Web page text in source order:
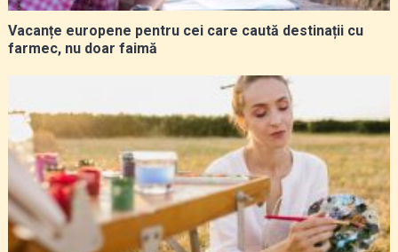
Vacanțe europene pentru cei care caută destinații cu
farmec, nu doar faimă